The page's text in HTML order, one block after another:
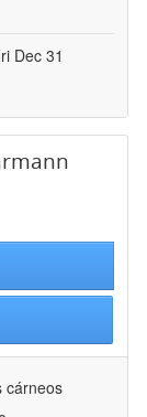
Dec 31
cárneos